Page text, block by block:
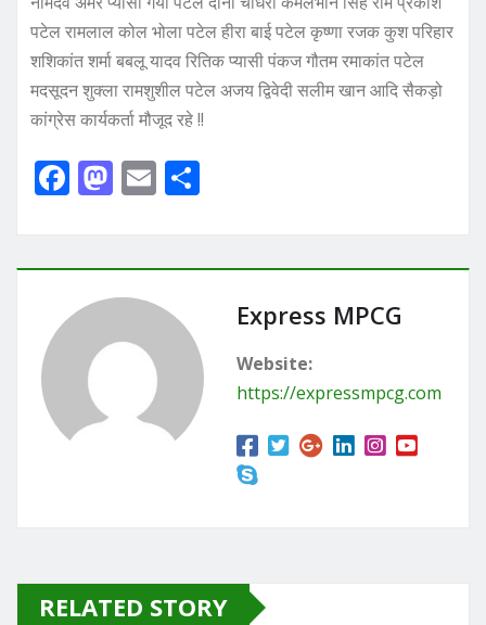
पटेल रामलाल कोल भोला पटेल हीरा बाई पटेल कृष्णा रजक कुश परिहार
शशिकांत शर्मा बबलू यादव रितिक प्यासी पंकज गौतम रमाकांत पटेल
मदसूदन शुक्ला रामशुशील पटेल अजय द्विवेदी सलीम खान आदि सैकड़ो
कांग्रेस कार्यकर्ता मौजूद रहे !!
F
e
b
o
k
M
o
o
E
l e
Express MPCG
Website:
https://expressmpcg.com
RELATED STORY